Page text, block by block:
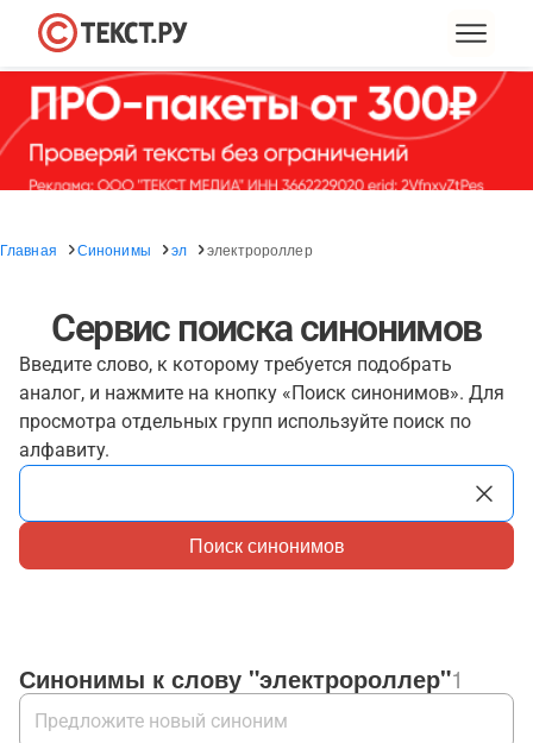
Главная Синонимы эл электророллер
Сервис поиска синонимов
Введите слово, к которому требуется подобрать
аналог, и нажмите на кнопку «Поиск синонимов». Для
просмотра отдельных групп используйте поиск по
алфавиту.
Поиск синонимов
Синонимы к слову "электророллер"1